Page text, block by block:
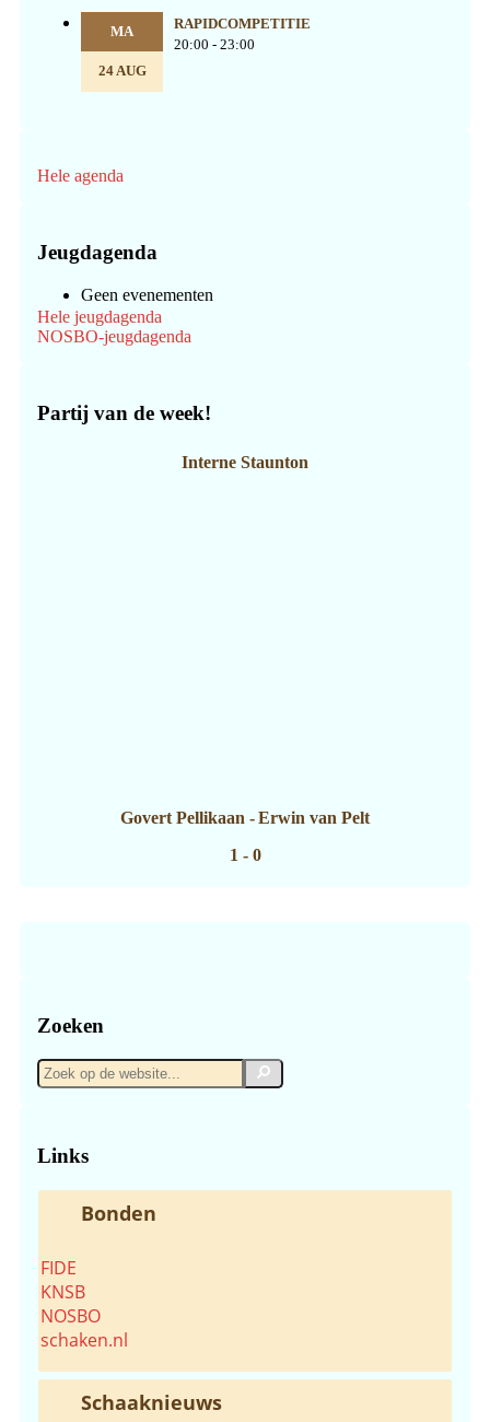
MA
24 AUG
RAPIDCOMPETITIE
20:00 - 23:00
Hele agenda
Jeugdagenda
Geen evenementen
Hele jeugdagenda
NOSBO-jeugdagenda
Partij van de week!
Interne Staunton
Govert Pellikaan - Erwin van Pelt
1 - 0
Zoeken
Zoek
op
Zoek
Links
Bonden
FIDE
KNSB
NOSBO
schaken.nl
Schaaknieuws